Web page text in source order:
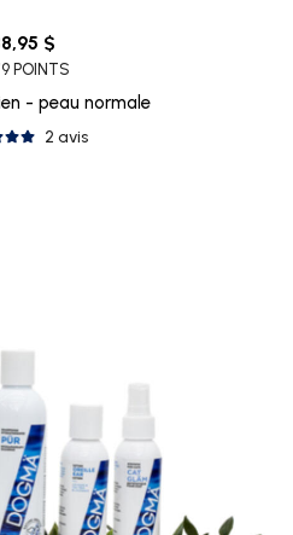
$
POINTS
- peau normale
2 avis